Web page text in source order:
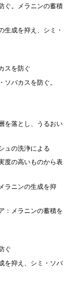
ぐ。メラニンの蓄積
生成を抑え、シミ・
スを防ぐ
バカスを防ぐ。
を落とし、うるおい
ュの洗浄による
度の高いものから表
ラニンの生成を抑
：メラニンの蓄積を
ぐ
を抑え、シミ・ソバ